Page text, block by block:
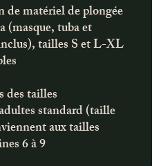
de matériel de plongée
(masque, tuba et
tailles S et L-XL
des tailles
standard (taille
aux tailles
6 à 9